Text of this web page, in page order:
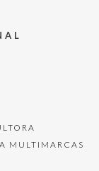
MULTIMARCAS